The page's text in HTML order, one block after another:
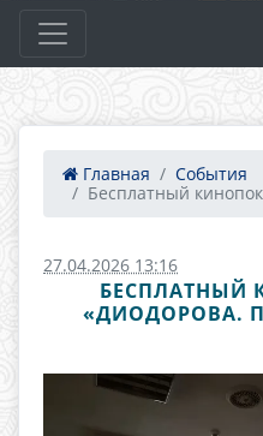
Главная
События
Бесплатный
27.04.2026 13:16
БЕСПЛАТНЫЙ
«ДИОДОРОВА.